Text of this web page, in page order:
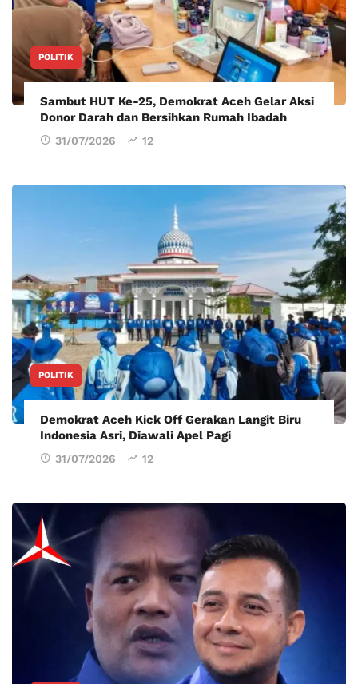
POLITIK
Sambut HUT Ke-25, Demokrat Aceh Gelar Aksi
Donor Darah dan Bersihkan Rumah Ibadah
31/07/2026 12
POLITIK
Demokrat Aceh Kick Off Gerakan Langit Biru
Indonesia Asri, Diawali Apel Pagi
31/07/2026 12